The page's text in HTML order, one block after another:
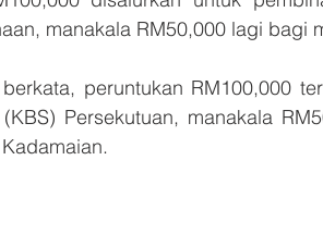
manakala RM50,000 lagi bagi
peruntukan RM100,000
Persekutuan, manakala